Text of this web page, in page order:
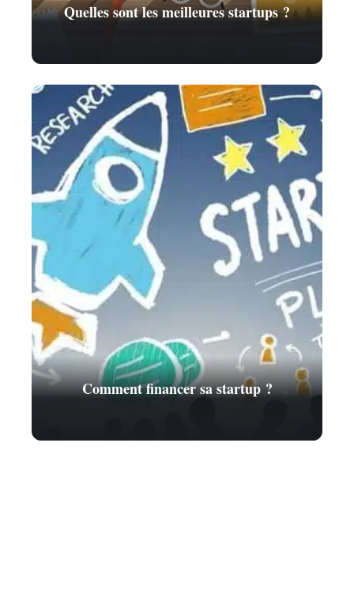
Quelles sont les meilleures startups ?
Comment financer sa startup ?